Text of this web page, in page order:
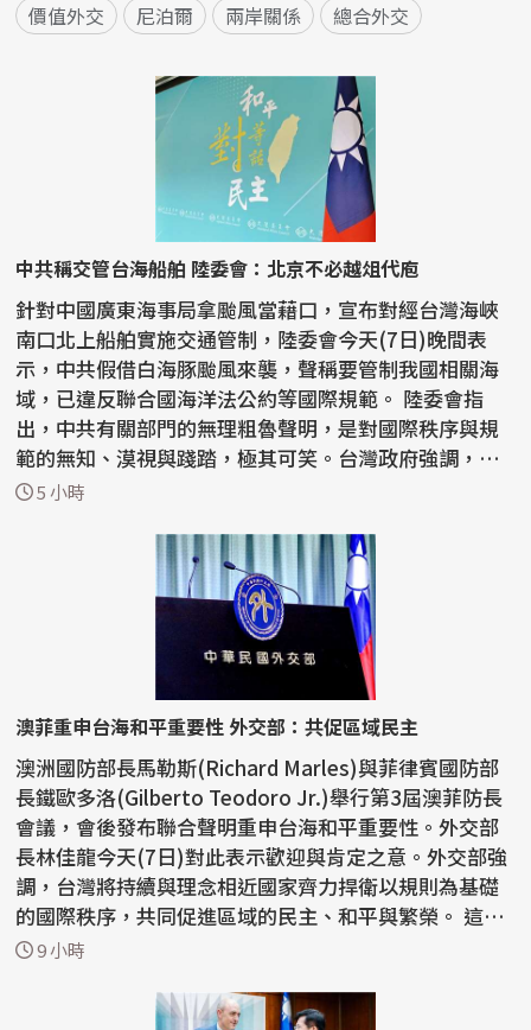
價值外交 尼泊爾 兩岸關係 總合外交
中共稱交管台海船舶 陸委會：北京不必越俎代庖
針對中國廣東海事局拿颱風當藉口，宣布對經台灣海峽
南口北上船舶實施交通管制，陸委會今天(7日)晚間表
示，中共假借白海豚颱風來襲，聲稱要管制我國相關海
域，已違反聯合國海洋法公約等國際規範。 陸委會指
出，中共有關部門的無理粗魯聲明，是對國際秩序與規
範的無知、漠視與踐踏，極其可笑。台灣政府強調，中
共沒有任...
5 小時
澳菲重申台海和平重要性 外交部：共促區域民主
澳洲國防部長馬勒斯(Richard Marles)與菲律賓國防部
長鐵歐多洛(Gilberto Teodoro Jr.)舉行第3屆澳菲防長
會議，會後發布聯合聲明重申台海和平重要性。外交部
長林佳龍今天(7日)對此表示歡迎與肯定之意。外交部強
調，台灣將持續與理念相近國家齊力捍衛以規則為基礎
的國際秩序，共同促進區域的民主、和平與繁榮。 這份
聯...9 小時